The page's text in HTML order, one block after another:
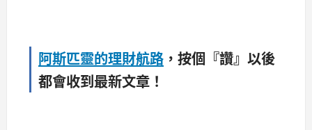
阿斯匹靈的理財航路 ，按個『讚』以後
都會收到最新文章！